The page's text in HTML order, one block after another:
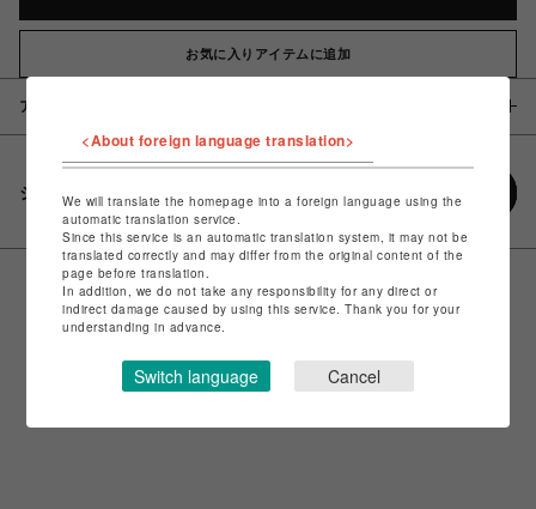
お気に入りアイテムに追加
アイテム説明 / 素材
シェアする
<About foreign language translation>
We will translate the homepage into a foreign language using the
automatic translation service.
Since this service is an automatic translation system, it may not be
translated correctly and may differ from the original content of the
page before translation.
In addition, we do not take any responsibility for any direct or
indirect damage caused by using this service. Thank you for your
understanding in advance.
Switch language Cancel